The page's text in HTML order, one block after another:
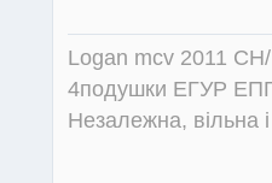
Logan mcv 2011
4подушки ЕГУР
Незалежна, вільна